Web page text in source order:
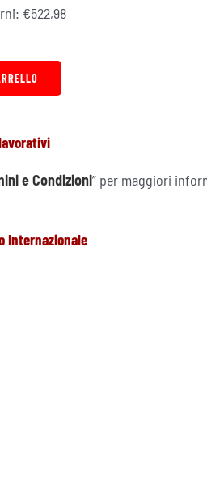
€522,98
e Condizioni” per maggiori
Internazionale